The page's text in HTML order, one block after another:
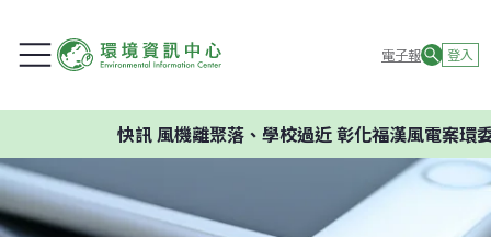
電子報 登入
風機離聚落、學校過近 彰化福漢風電案環委建